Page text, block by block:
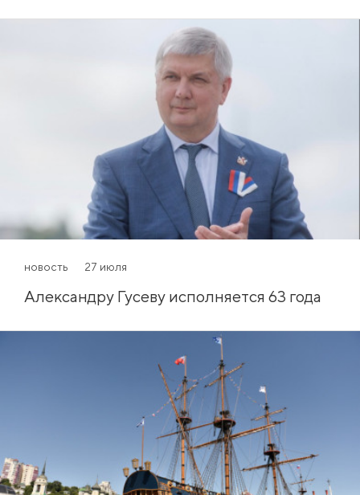
новость 27 июля
Александру Гусеву исполняется 63 года